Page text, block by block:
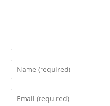
Enter
your
name
Enter